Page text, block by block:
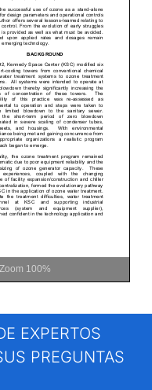
Zoom 100%
EXPERTOS
PREGUNTAS